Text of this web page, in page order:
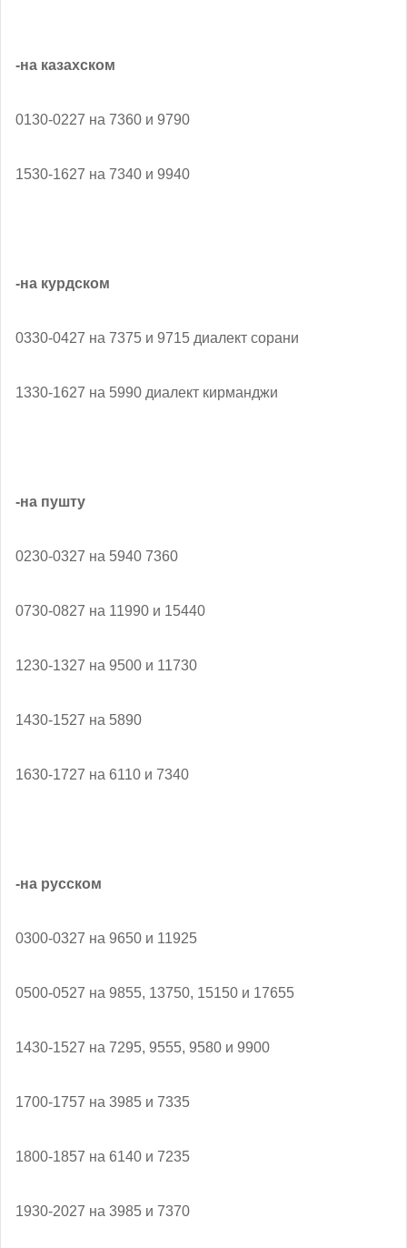
-на казахском
0130-0227 на 7360 и 9790
1530-1627 на 7340 и 9940
-на курдском
0330-0427 на 7375 и 9715 диалект сорани
1330-1627 на 5990 диалект кирманджи
-на пушту
0230-0327 на 5940 7360
0730-0827 на 11990 и 15440
1230-1327 на 9500 и 11730
1430-1527 на 5890
1630-1727 на 6110 и 7340
-на русском
0300-0327 на 9650 и 11925
0500-0527 на 9855, 13750, 15150 и 17655
1430-1527 на 7295, 9555, 9580 и 9900
1700-1757 на 3985 и 7335
1800-1857 на 6140 и 7235
1930-2027 на 3985 и 7370